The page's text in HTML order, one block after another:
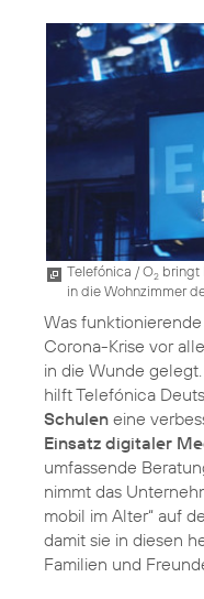
Telefónica / O2 bringt
in die Wohnzimmer
Was funktionierende
Corona-Krise vor
in die Wunde
hilft Telefónica
Schulen eine
Einsatz digitaler
umfassende
nimmt das
mobil im Alter“ auf
damit sie in diesen
Familien und